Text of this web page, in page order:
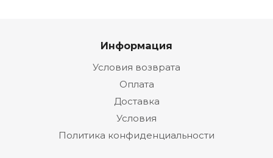
Информация
Условия возврата
Оплата
Доставка
Условия
Политика конфиденциальности